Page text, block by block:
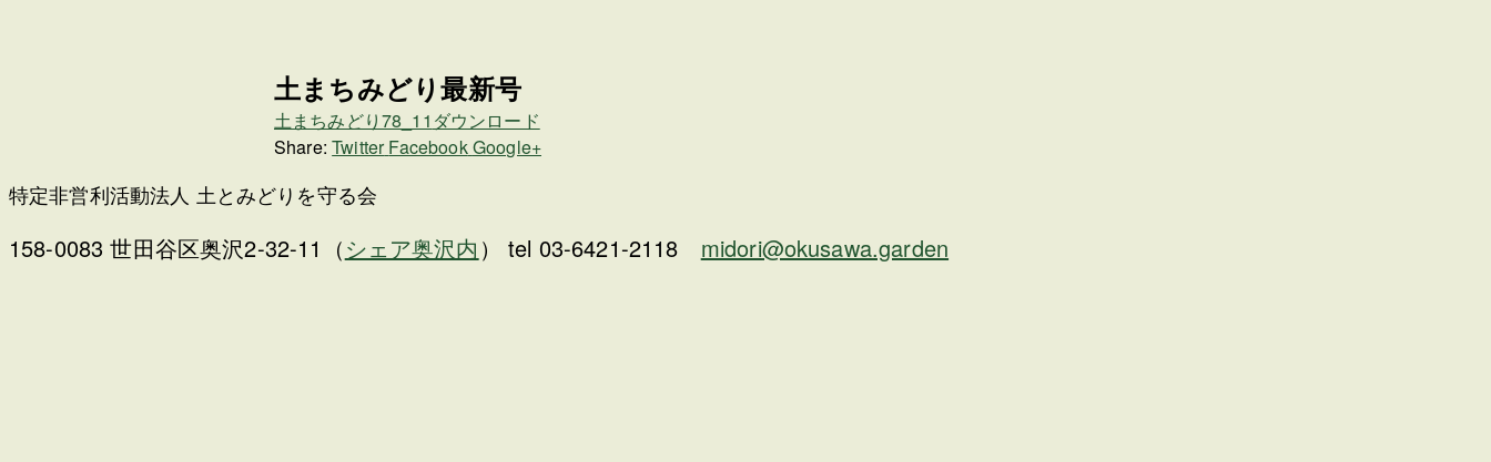
土まちみどり最新号
土まちみどり78_11 ダウンロード
Share: Twitter FacebookGoogle+
特定非営利活動法人 土とみどりを守る会
158-0083 世田谷区奥沢2-32-11（シェア奥沢内 ） tel 03-6421-2118 midori@okusawa.garden